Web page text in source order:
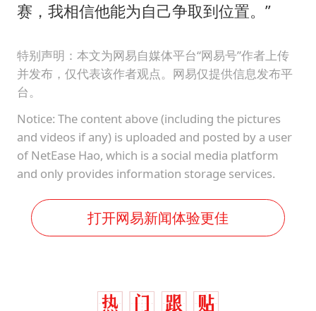
赛，我相信他能为自己争取到位置。”
特别声明：本文为网易自媒体平台“网易号”作者上传
并发布，仅代表该作者观点。网易仅提供信息发布平
台。
Notice: The content above (including the pictures
and videos if any) is uploaded and posted by a user
of NetEase Hao, which is a social media platform
and only provides information storage services.
打开网易新闻体验更佳